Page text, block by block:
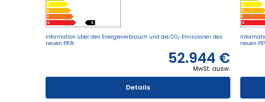
Information über den Energieverbrauch und die CO₂-Emissionen des
neuen PKW
52.944 €
MwSt. ausw.
Details
neuen